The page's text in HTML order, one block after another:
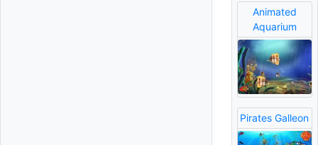
Animated
Aquarium
Pirates Galleon